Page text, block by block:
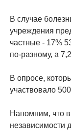
В случае
учреждения
частные - 17%
по-разному, а
В опросе,
участвовало
Напомним, что
независимости